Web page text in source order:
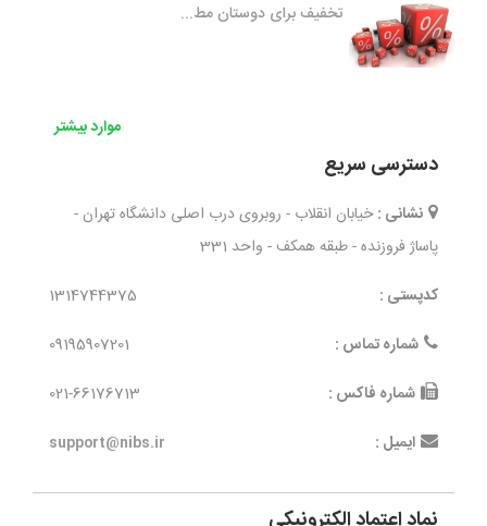
تخفیف برای دوستان مط...
موارد بیشتر
دسترسی سریع
نشانی : خیابان انقلاب - روبروی درب اصلی دانشگاه تهران -
پاساژ فروزنده - طبقه همکف - واحد 331
کدپستی :
1314744375
شماره تماس :
09195907201
شماره فاکس :
021-66176713
ایمیل :
support@nibs.ir